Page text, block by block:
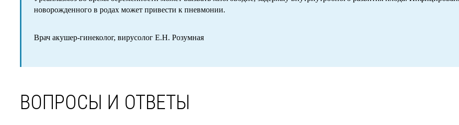
новорожденного в родах может привести к пневмонии.
Врач акушер-гинеколог, вирусолог Е.Н. Розумная
ВОПРОСЫ И ОТВЕТЫ